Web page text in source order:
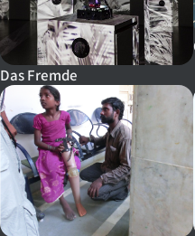
Das Fremde